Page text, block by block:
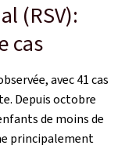
(RSV):
cas
avec 41 cas
Depuis octobre
de moins de
principalement